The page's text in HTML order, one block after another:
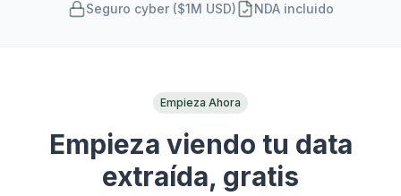
Seguro cyber ($1M USD)
NDA incluido
Empieza Ahora
Empieza viendo tu data
extraída, gratis